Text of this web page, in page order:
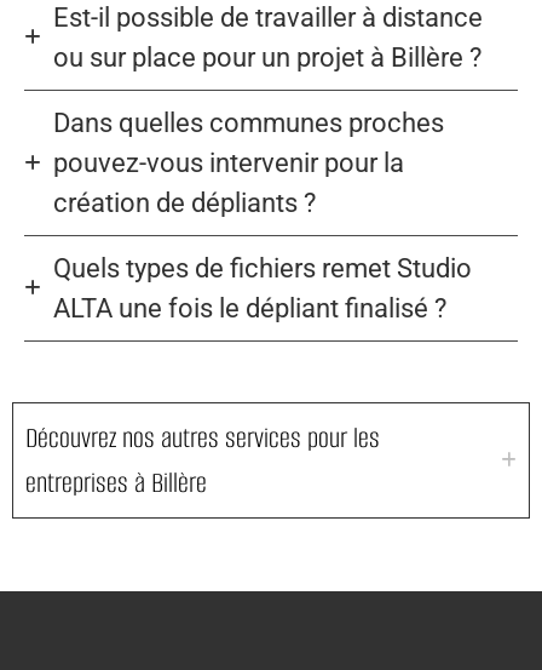
Est-il possible de travailler à distance
ou sur place pour un projet à Billère ?
Dans quelles communes proches
pouvez-vous intervenir pour la
création de dépliants ?
Quels types de fichiers remet Studio
ALTA une fois le dépliant finalisé ?
Découvrez nos autres services pour les
entreprises à Billère